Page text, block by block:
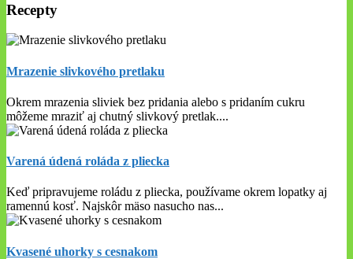
Recepty
Mrazenie slivkového pretlaku
Okrem mrazenia sliviek bez pridania alebo s pridaním cukru
môžeme mraziť aj chutný slivkový pretlak....
Varená údená roláda z pliecka
Keď pripravujeme roládu z pliecka, používame okrem lopatky aj
ramennú kosť. Najskôr mäso nasucho nas...
Kvasené uhorky s cesnakom